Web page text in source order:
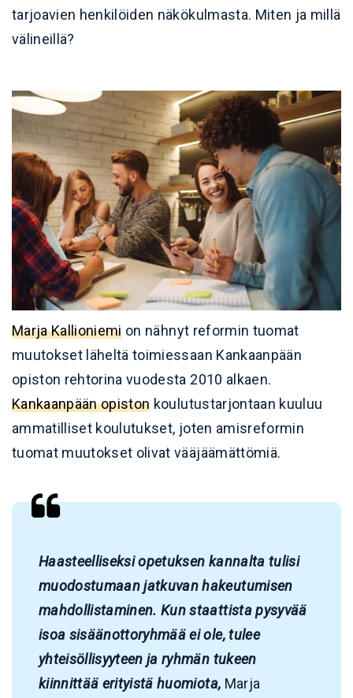
tarjoavien henkilöiden näkökulmasta. Miten ja millä
välineillä?
Marja Kallioniemion nähnyt reformin tuomat
muutokset läheltä toimiessaan Kankaanpään
opiston rehtorina vuodesta 2010 alkaen.
Kankaanpään opiston koulutustarjontaan kuuluu
ammatilliset koulutukset, joten amisreformin
tuomat muutokset olivat vääjäämättömiä.
Haasteelliseksi opetuksen kannalta tulisi
muodostumaan jatkuvan hakeutumisen
mahdollistaminen. Kun staattista pysyvää
isoa sisäänottoryhmää ei ole, tulee
yhteisöllisyyteen ja ryhmän tukeen
kiinnittää erityistä huomiota, Marja